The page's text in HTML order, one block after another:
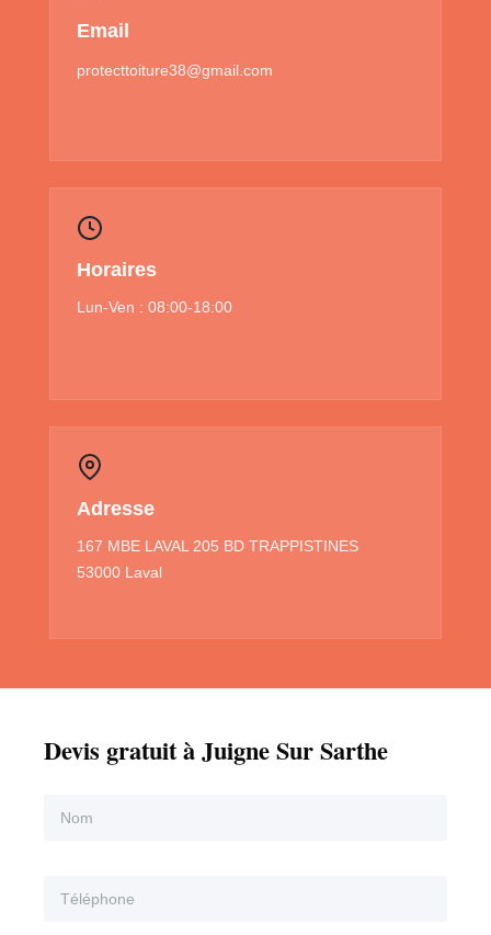
Email
protecttoiture38@gmail.com
Horaires
Lun-Ven : 08:00-18:00
Adresse
167 MBE LAVAL 205 BD TRAPPISTINES
53000 Laval
Devis gratuit à Juigne Sur Sarthe